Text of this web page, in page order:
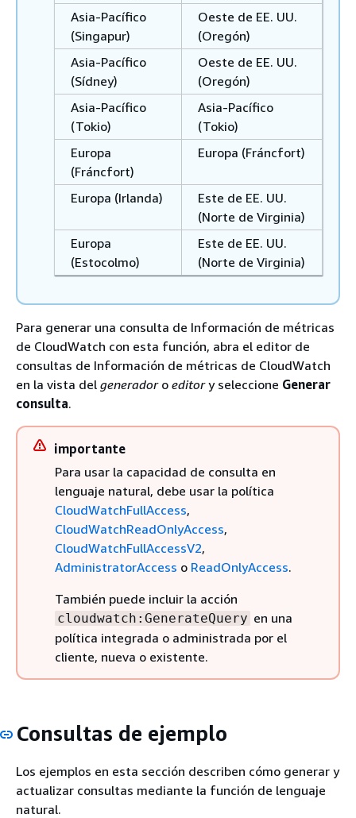
Asia-Pacífico
(Singapur)
Oeste de EE. UU.
(Oregón)
Asia-Pacífico
(Sídney)
Oeste de EE. UU.
(Oregón)
Asia-Pacífico
(Tokio)
Asia-Pacífico
(Tokio)
Europa
(Fráncfort)
Europa (Fráncfort)
Europa (Irlanda)
Este de EE. UU.
(Norte de Virginia)
Europa
(Estocolmo)
Este de EE. UU.
(Norte de Virginia)
Para generar una consulta de Información de métricas
de CloudWatch con esta función, abra el editor de
consultas de Información de métricas de CloudWatch
en la vista del generadoro editory seleccione Generar
consulta.
importante
Para usar la capacidad de consulta en
lenguaje natural, debe usar la política
CloudWatchFullAccess,
CloudWatchReadOnlyAccess,
CloudWatchFullAccessV2,
AdministratorAccess o ReadOnlyAccess.
También puede incluir la acción
cloudwatch:GenerateQuery en una
política integrada o administrada por el
cliente, nueva o existente.
Consultas de ejemplo
Los ejemplos en esta sección describen cómo generar y
actualizar consultas mediante la función de lenguaje
natural.